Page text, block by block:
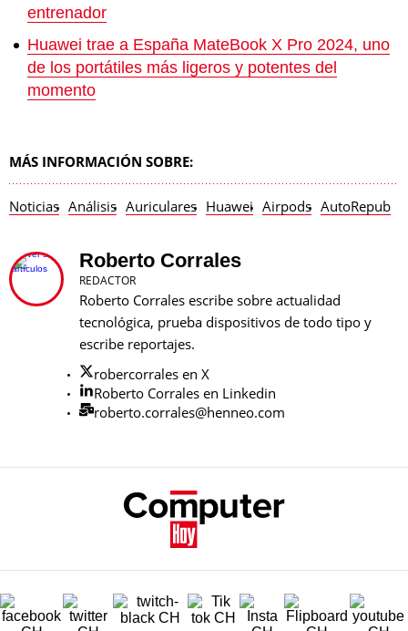
entrenador
Huawei trae a España MateBook X Pro 2024, uno
de los portátiles más ligeros y potentes del
momento
MÁS INFORMACIÓN SOBRE:
Noticias Análisis Auriculares Huawei Airpods AutoRepub
Roberto Corrales
REDACTOR
Roberto Corrales escribe sobre actualidad
tecnológica, prueba dispositivos de todo tipo y
escribe reportajes.
robercorrales en X
Roberto Corrales en Linkedin
roberto.corrales@henneo.com